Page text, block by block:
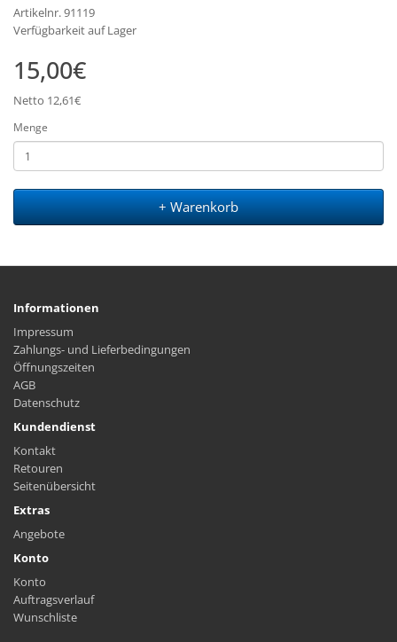
Artikelnr. 91119
Verfügbarkeit auf Lager
15,00€
Netto 12,61€
Menge
+ Warenkorb
Informationen
Impressum
Zahlungs- und Lieferbedingungen
Öffnungszeiten
AGB
Datenschutz
Kundendienst
Kontakt
Retouren
Seitenübersicht
Extras
Angebote
Konto
Konto
Auftragsverlauf
Wunschliste